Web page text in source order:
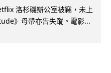
洛杉磯辦公室被竊，未上
》母帶亦告失蹤。電影...